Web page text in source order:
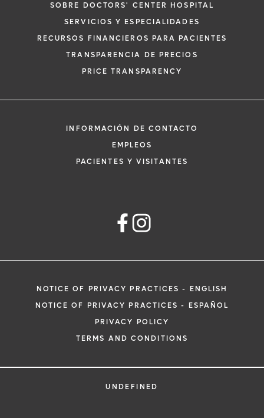
*Si tiene una emergencia médica, llame
inmediato.
El siguiente formulario solo crea una
no una cita confirmada. Al completarlo,
representante se pondrá en contacto
información médica por correo
Orlando Health y sus afiliados.
SOBRE DOCTORS' CENTER HOSPITAL
SERVICIOS Y ESPECIALIDADES
RECURSOS FINANCIEROS PARA PACIENTES
TRANSPARENCIA DE PRECIOS
PRICE TRANSPARENCY
INFORMACIÓN DE CONTACTO
EMPLEOS
PACIENTES Y VISITANTES
NOTICE OF PRIVACY PRACTICES - ENGLISH
NOTICE OF PRIVACY PRACTICES - ESPAÑOL
PRIVACY POLICY
TERMS AND CONDITIONS
UNDEFINED